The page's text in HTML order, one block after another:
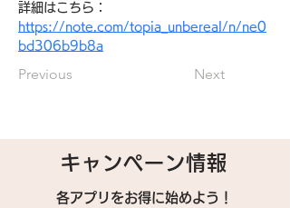
詳細はこちら：
https://note.com/topia_unbereal/n/ne0
bd306b9b8a
Previous Next
キャンペーン情報
各アプリをお得に始めよう！